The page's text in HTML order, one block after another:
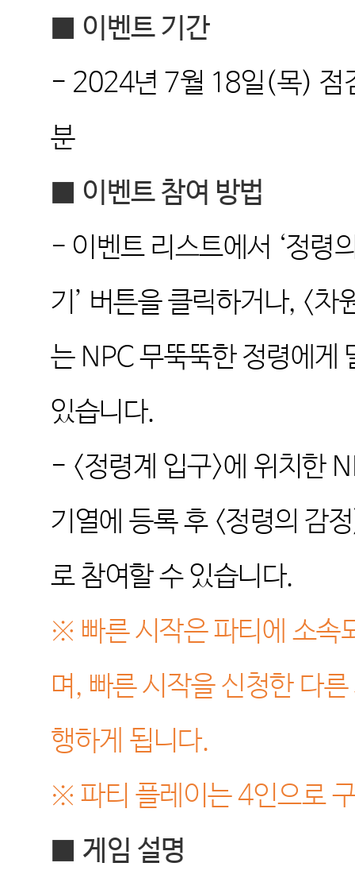
이벤트 기간
- 2024년 7월 18일(목) 점
분
이벤트 참여 방법
- 이벤트 리스트에서 ‘정령
기 ’ 버튼을 클릭하거나, <차
는NPC무뚝뚝한 정령에게
있습니다.
- <정령계 입구>에 위치한
기열에 등록 후<정령의 감정
로 참여할 수 있습니다.
※ 빠른 시작은 파티에 소속
며, 빠른 시작을 신청한 다
행하게 됩니다.
※파티 플레이는4인으로
게임 설명